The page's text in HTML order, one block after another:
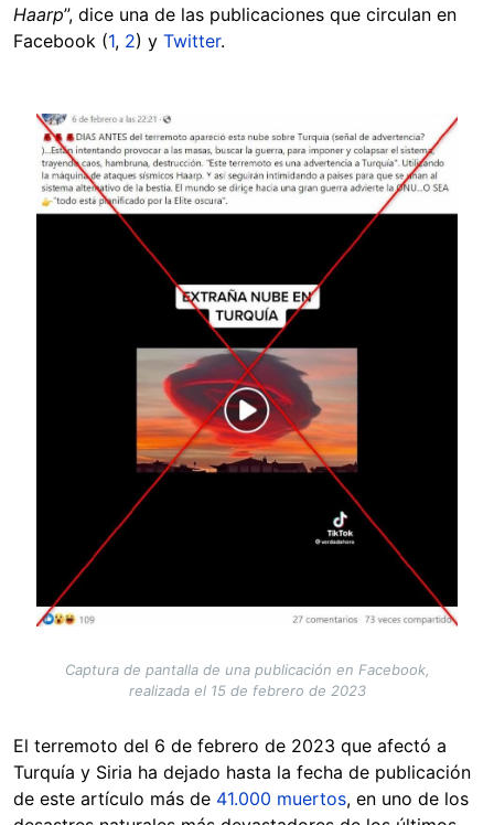
Haarp”, dice una de las publicaciones que circulan en
Facebook (1, 2) y Twitter.
Image
Captura de pantalla de una publicación en Facebook,
realizada el 15 de febrero de 2023
El terremoto del 6 de febrero de 2023 que afectó a
Turquía y Siria ha dejado hasta la fecha de publicación
de este artículo más de 41.000 muertos, en uno de los